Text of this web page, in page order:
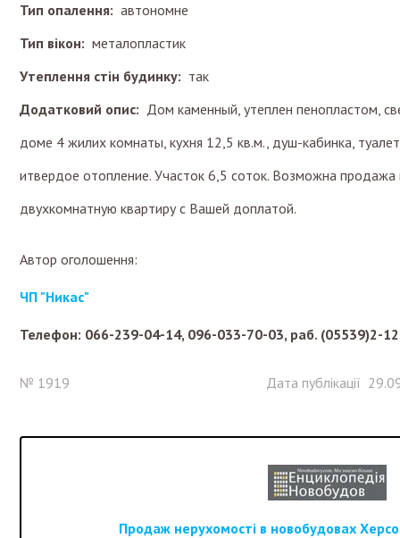
Тип опалення: автономне
Тип вікон: металопластик
Утеплення стін будинку: так
Додатковий опис: Дом каменный, утеплен пенопластом,
доме 4 жилих комнаты, кухня 12,5 кв.м., душ-кабинка,
итвердое отопление. Участок 6,5 соток. Возможна
двухкомнатную квартиру с Вашей доплатой.
Автор оголошення:
ЧП "Никас"
Телефон: 066-239-04-14, 096-033-70-03, раб. (05539)2-
№ 1919 Дата публікації
Продаж нерухомості в новобудовах